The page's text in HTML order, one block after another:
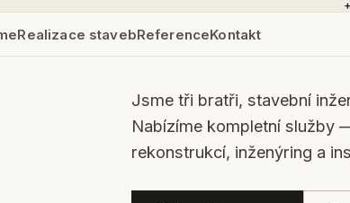
Realizace stavebReferenceKontakt
Jsme tři bratři, stavební
Nabízíme kompletní služby
rekonstrukcí, inženýring a